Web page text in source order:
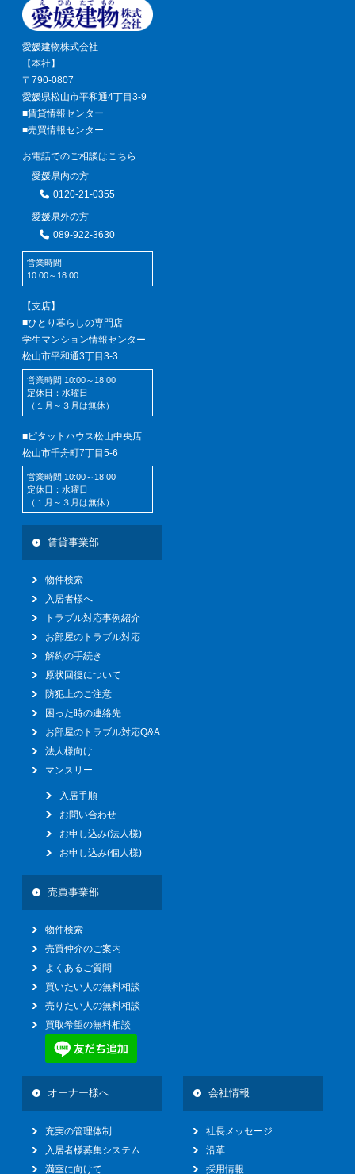
愛媛建物株式会社
【本社】
〒790-0807
愛媛県松山市平和通4丁目3-9
■賃貸情報センター
■売買情報センター
お電話でのご相談はこちら
愛媛県内の方
0120-21-0355
愛媛県外の方
089-922-3630
営業時間
10:00～18:00
【支店】
■ひとり暮らしの専門店
学生マンション情報センター
松山市平和通3丁目3-3
営業時間 10:00～18:00
定休日：水曜日
（１月～３月は無休）
■ピタットハウス松山中央店
松山市千舟町7丁目5-6
営業時間 10:00～18:00
定休日：水曜日
（１月～３月は無休）
賃貸事業部
物件検索
入居者様へ
トラブル対応事例紹介
お部屋のトラブル対応
解約の手続き
原状回復について
防犯上のご注意
困った時の連絡先
お部屋のトラブル対応Q&A
法人様向け
マンスリー
入居手順
お問い合わせ
お申し込み(法人様)
お申し込み(個人様)
売買事業部
物件検索
売買仲介のご案内
よくあるご質問
買いたい人の無料相談
売りたい人の無料相談
買取希望の無料相談
オーナー様へ
充実の管理体制
入居者様募集システム
満室に向けて
会社情報
社長メッセージ
沿革
採用情報